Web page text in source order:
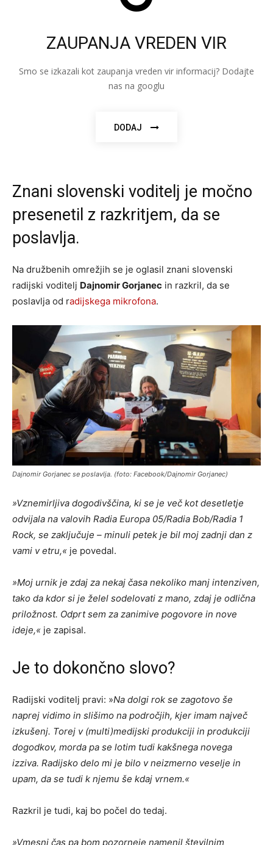
ZAUPANJA VREDEN VIR
Smo se izkazali kot zaupanja vreden vir informacij? Dodajte
nas na googlu
DODAJ
Znani slovenski voditelj je močno
presenetil z razkritjem, da se
poslavlja.
Na družbenih omrežjih se je oglasil znani slovenski
radijski voditelj Dajnomir Gorjanec in razkril, da se
poslavlja od radijskega mikrofona.
Dajnomir Gorjanec se poslavlja. (foto: Facebook/Dajnomir Gorjanec)
»Vznemirljiva dogodivščina, ki se je več kot desetletje
odvijala na valovih Radia Europa 05/Radia Bob/Radia 1
Rock, se zaključuje – minuli petek je bil moj zadnji dan z
vami v etru,« je povedal.
»Moj urnik je zdaj za nekaj časa nekoliko manj intenziven,
tako da kdor si je želel sodelovati z mano, zdaj je odlična
priložnost. Odprt sem za zanimive pogovore in nove
ideje,« je zapisal.
Je to dokončno slovo?
Radijski voditelj pravi: »Na dolgi rok se zagotovo še
naprej vidimo in slišimo na področjih, kjer imam največ
izkušenj. Torej v (multi)medijski produkciji in produkciji
dogodkov, morda pa se lotim tudi kakšnega novega
izziva. Radijsko delo mi je bilo v neizmerno veselje in
upam, da se tudi k njemu še kdaj vrnem.«
Razkril je tudi, kaj bo počel do tedaj.
»Vmesni čas pa bom pozorneje namenil številnim